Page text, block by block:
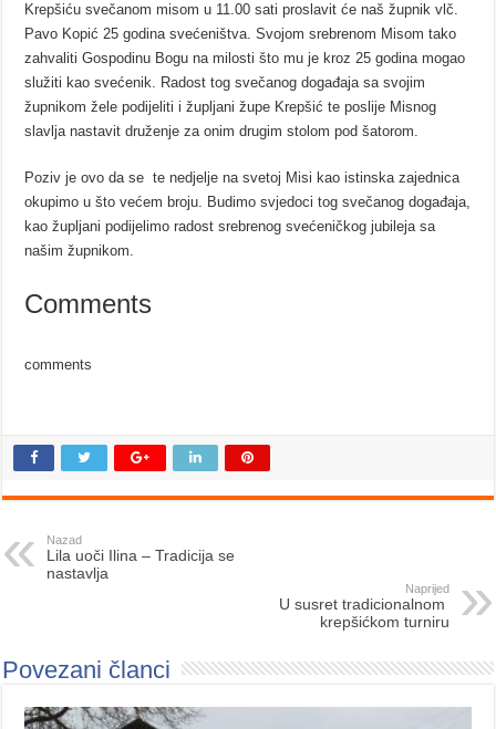
Krepšiću svečanom misom u 11.00 sati proslavit će naš župnik vlč.
Pavo Kopić 25 godina svećeništva. Svojom srebrenom Misom tako
zahvaliti Gospodinu Bogu na milosti što mu je kroz 25 godina mogao
služiti kao svećenik. Radost tog svečanog događaja sa svojim
župnikom žele podijeliti i župljani župe Krepšić te poslije Misnog
slavlja nastavit druženje za onim drugim stolom pod šatorom.
Poziv je ovo da se te nedjelje na svetoj Misi kao istinska zajednica
okupimo u što većem broju. Budimo svjedoci tog svečanog događaja,
kao župljani podijelimo radost srebrenog svećeničkog jubileja sa
našim župnikom.
Comments
comments
Nazad
Lila uoči Ilina – Tradicija se
nastavlja
Naprijed
U susret tradicionalnom
krepšićkom turniru
Povezani članci